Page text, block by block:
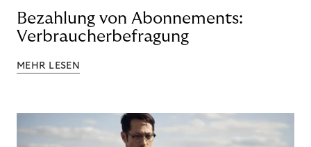
Bezahlung von Abonnements:
Verbraucherbefragung
MEHR LESEN